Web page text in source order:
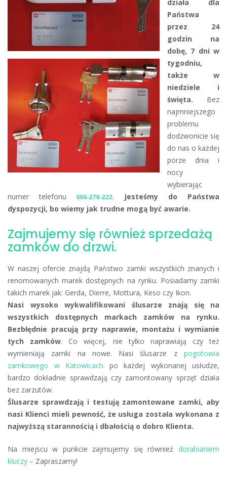
działa dla
Państwa
przez 24
godzin na
dobę, 7 dni w
tygodniu,
także w
niedziele i
święta. Bez
najmniejszego
problemu
dodzwonicie się
do nas o każdej
porze dnia i
nocy
wybierając
numer telefonu
666-276-222.
Jesteśmy do Państwa
dyspozycji, bo wiemy jak trudne mogą być awarie.
Zajmujemy się również sprzedażą
zamków do drzwi.
W naszej ofercie znajdą Państwo zamki wszystkich znanych i
renomowanych marek dostępnych na rynku. Posiadamy zamki
takich marek jak: Gerda, Dierre, Mottura, Keso czy Ikon.
Nasi wysoko wykwalifikowani ślusarze znają się na
wszystkich dostępnych markach zamków na rynku.
Bezbłędnie pracują przy naprawie, montażu i wymianie
tych zamków. Co więcej, nie tylko naprawiają czy też
wymieniają zamki na nowe. Nasi ślusarze z pogotowia
zamkowego w Katowicach po każdej wykonanej usłudze,
bardzo dokładnie sprawdzają czy zamontowany sprzęt działa
bez zarzutów.
Ślusarze sprawdzają i testują zamontowane zamki, aby
nasi Klienci mieli pewność, że usługa została wykonana z
najwyższą starannością i dbałością o dobro Klienta.
Na miejscu w punkcie zajmujemy się również dorabianiem
kluczy – Zapraszamy!